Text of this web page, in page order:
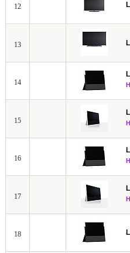
12
13
14
15
16
17
18